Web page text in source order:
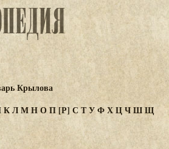
Крылова
КЛМНОП[Р] СТУФХЦЧШЩ